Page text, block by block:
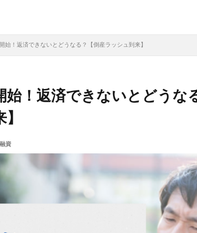
始！返済できないとどうなる？【倒産ラッシュ到来】
始！返済できないとどうな
資
検索